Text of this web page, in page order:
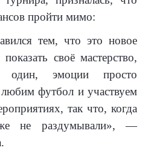
пройти мимо:
тем, что это новое
своё мастерство,
эмоции просто
футбол и участвуем
так что, когда
не раздумывали», —